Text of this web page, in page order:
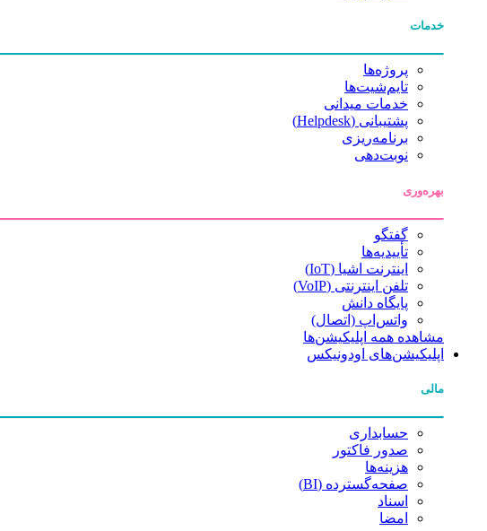
خدمات
پروژه‌ها
تایم‌شیت‌ها
خدمات میدانی
پشتیبانی (Helpdesk)
برنامه‌ریزی
نوبت‌دهی
بهره‌وری
گفتگو
تأییدیه‌ها
اینترنت اشیا (IoT)
تلفن اینترنتی (VoIP)
پایگاه دانش
واتس‌اپ (اتصال)
مشاهده همه اپلیکیشن‌ها
اپلیکیشن‌های اودونیکس
مالی
حسابداری
صدور فاکتور
هزینه‌ها
صفحه‌گسترده (BI)
اسناد
امضا